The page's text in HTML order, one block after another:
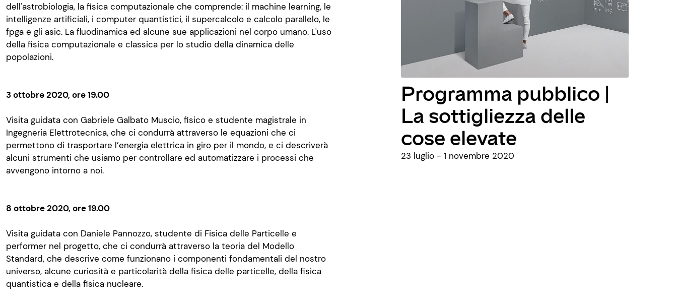
dell'astrobiologia, la fisica computazionale che comprende: il machine learning, le
intelligenze artificiali, i computer quantistici, il supercalcolo e calcolo parallelo, le
fpga e gli asic. La fluodinamica ed alcune sue applicazioni nel corpo umano. L'uso
della fisica computazionale e classica per lo studio della dinamica delle
popolazioni.
3 ottobre 2020, ore 19.00
Visita guidata con Gabriele Galbato Muscio, fisico e studente magistrale in
Ingegneria Elettrotecnica, che ci condurrà attraverso le equazioni che ci
permettono di trasportare l’energia elettrica in giro per il mondo, e ci descriverà
alcuni strumenti che usiamo per controllare ed automatizzare i processi che
avvengono intorno a noi.
8 ottobre 2020, ore 19.00
Visita guidata con Daniele Pannozzo, studente di Fisica delle Particelle e
performer nel progetto, che ci condurrà attraverso la teoria del Modello
Standard, che descrive come funzionano i componenti fondamentali del nostro
universo, alcune curiosità e particolarità della fisica delle particelle, della fisica
quantistica e della fisica nucleare.
Programma pubblico |
La sottigliezza delle
cose elevate
23 luglio - 1 novembre 2020